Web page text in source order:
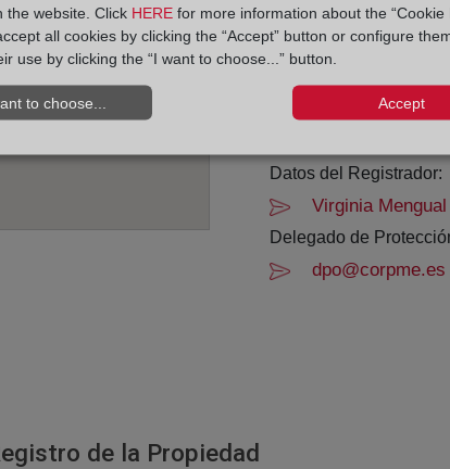
Los días 24 y 31 de
965 73 05 08
Datos del Registrador:
Virginia
Delegado de
dpo@corpme.es
de la Propiedad
the website. Click HERE for more information about the “Cookie
all cookies by clicking the “Accept” button or configure
use by clicking the “I want to choose...” button.
to choose... Accept